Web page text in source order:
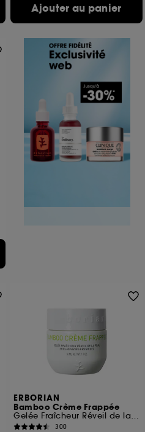
Ajouter au panier
ERBORIAN
Bamboo Crème Frappée
Gelée Fraîcheur Réveil de la Peau
300